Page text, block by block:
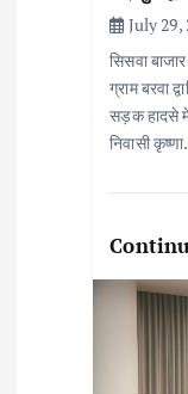
July 29,
सिसवा
ग्राम बरवा
सड़क हादसे
निवासी